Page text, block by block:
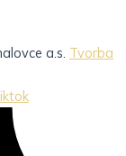
a.s. Tvorba